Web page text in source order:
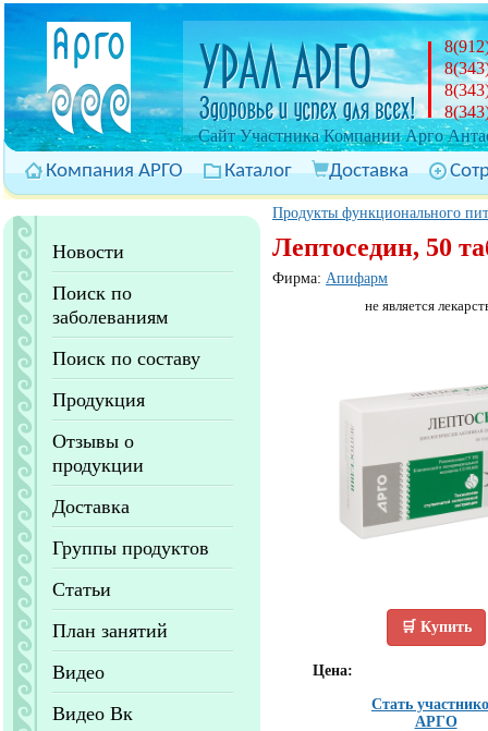
Cайт Участника Компании Арго
Компания АРГО Каталог Доставка
Новости
Поиск по
заболеваниям
Поиск по составу
Продукция
Отзывы о
продукции
Доставка
Группы продуктов
Статьи
План занятий
Видео
Видео Вк
Продукты функционального
Лептоседин, 50
Фирма: Апифарм
не является
🛒 Купить
Цена:
Стать
АРГО